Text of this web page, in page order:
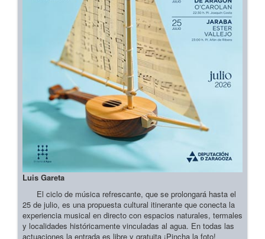
Luis Gareta
El ciclo de música refrescante, que se prolongará hasta el
25 de julio, es una propuesta cultural itinerante que conecta la
experiencia musical en directo con espacios naturales, termales
y localidades históricamente vinculadas al agua. En todas las
actuaciones la entrada es libre y gratuita ¡Pincha la foto!